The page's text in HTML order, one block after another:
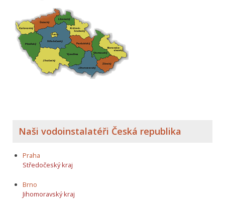
Naši vodoinstalatéři Česká republika
Praha
Středočeský kraj
Brno
Jihomoravský kraj